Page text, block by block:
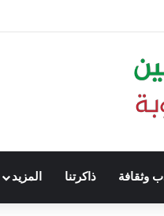
وثقافة ذاكرتنا المزيد